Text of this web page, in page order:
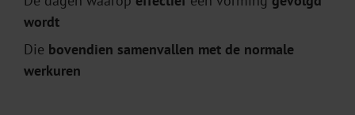
wordt
Die bovendien samenvallen met de normale
werkuren